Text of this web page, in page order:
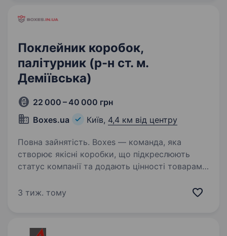
Поклейник коробок,
палітурник (р-н ст. м.
Деміївська)
22 000 – 40 000 грн
Boxes.ua
Київ, 4,4 км від центру
Повна зайнятість. Boxes — команда, яка
створює якісні коробки, що підкреслюють
статус компанії та додають цінності товарам
ми шукаємо відповідальних людей для роботи
3 тиж. тому